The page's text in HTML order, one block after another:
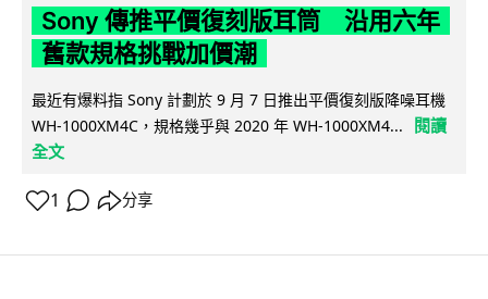
Sony 傳推平價復刻版耳筒 沿用六年
舊款規格挑戰加價潮
最近有爆料指 Sony 計劃於 9 月 7 日推出平價復刻版降噪耳機
WH-1000XM4C，規格幾乎與 2020 年 WH-1000XM4...
閱讀
全文
1 分享